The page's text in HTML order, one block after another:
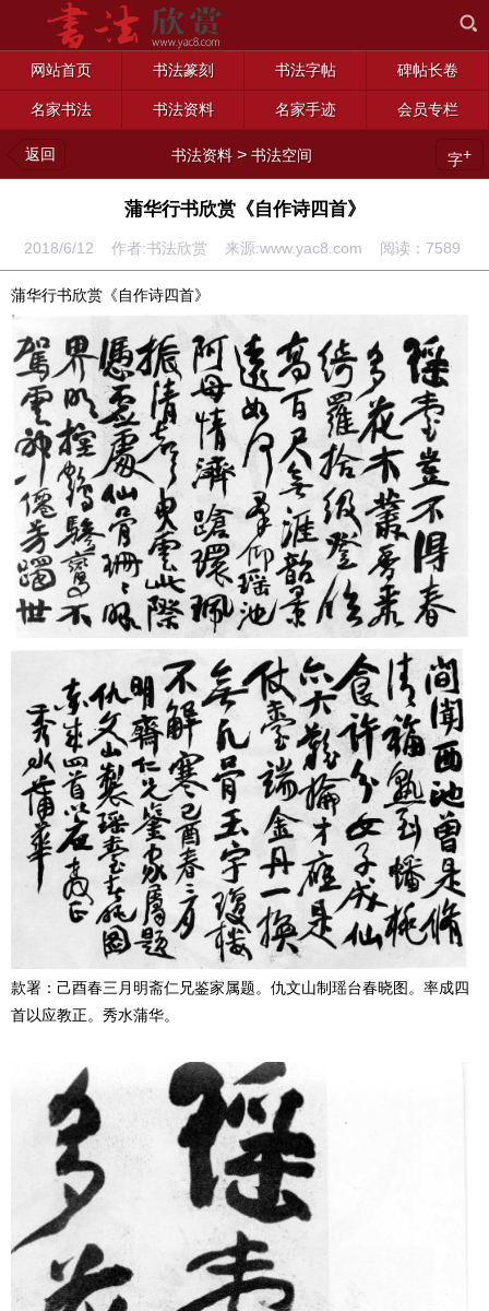
网站首页 书法篆刻 书法字帖 碑帖长卷
名家书法 书法资料 名家手迹 会员专栏
返回 书法资料 >书法空间 字+
蒲华行书欣赏《自作诗四首》
2018/6/12 作者:书法欣赏 来源:www.yac8.com 阅读： 7589
蒲华行书欣赏《自作诗四首》
款署：己酉春三月明斋仁兄鉴家属题。仇文山制瑶台春晓图。率成四
首以应教正。秀水蒲华。